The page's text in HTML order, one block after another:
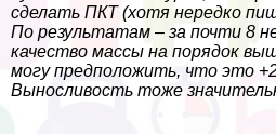
сделать ПКТ (хотя нередко
По результатам – за почти 8
качество массы на порядок
могу предположить, что это
Выносливость тоже